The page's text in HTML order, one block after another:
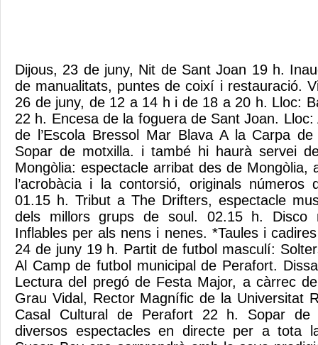
Dijous, 23 de juny, Nit de Sant Joan 19 h.
de manualitats, puntes de coixí i restauració.
26 de juny, de 12 a 14 h i de 18 a 20 h. Lloc:
22 h. Encesa de la foguera de Sant Joan.
de l’Escola Bressol Mar Blava A la Carpa
Sopar de motxilla. i també hi haurà servei
Mongòlia: espectacle arribat des de Mongòlia,
l’acrobàcia i la contorsió, originals
01.15 h. Tribut a The Drifters, espectacle
dels millors grups de soul. 02.15 h. Disco
Inflables per als nens i nenes. *Taules i
24 de juny 19 h. Partit de futbol masculí:
Al Camp de futbol municipal de Perafort.
Lectura del pregó de Festa Major, a càrrec
Grau Vidal, Rector Magnífic de la Universitat
Casal Cultural de Perafort 22 h. Sopar de
diversos espectacles en directe per a tota